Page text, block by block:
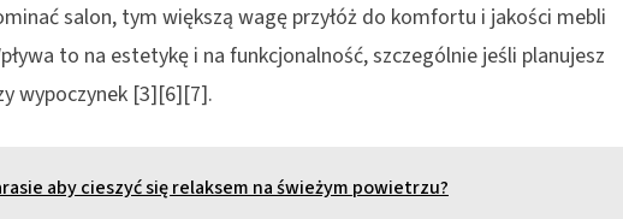
salon, tym większą wagę przyłóż do komfortu i jakości mebli
to na estetykę i na funkcjonalność, szczególnie jeśli planujesz
wypoczynek [3][6][7].
aby cieszyć się relaksem na świeżym powietrzu?